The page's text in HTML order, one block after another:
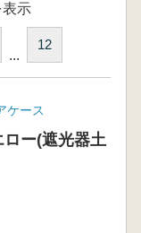
示
...
12
ケース
ー(遮光器土